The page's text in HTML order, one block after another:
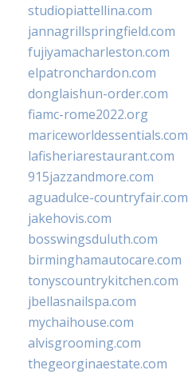
studiopiattellina.com
jannagrillspringfield.com
fujiyamacharleston.com
elpatronchardon.com
donglaishun-order.com
fiamc-rome2022.org
mariceworldessentials.com
lafisheriarestaurant.com
915jazzandmore.com
aguadulce-countryfair.com
jakehovis.com
bosswingsduluth.com
birminghamautocare.com
tonyscountrykitchen.com
jbellasnailspa.com
mychaihouse.com
alvisgrooming.com
thegeorginaestate.com